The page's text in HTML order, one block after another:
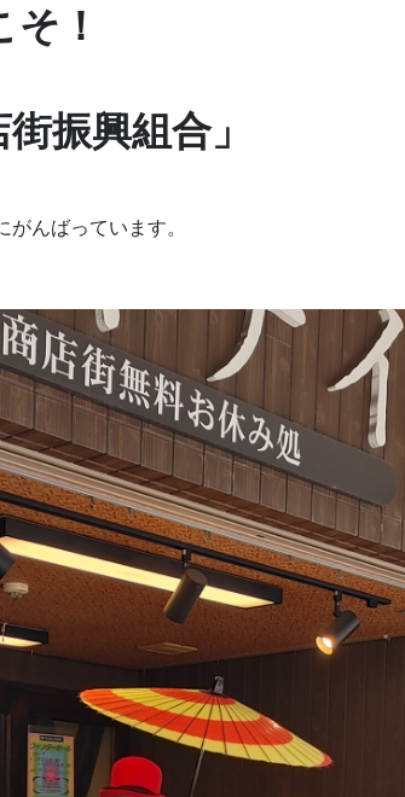
！
振興組合」
んばっています。